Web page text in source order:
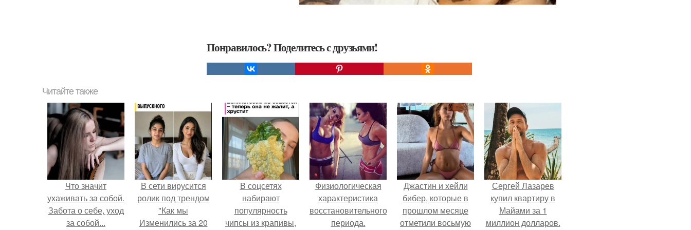
Понравилось? Поделитесь с друзьями!
Читайте также
Что значит
ухаживать за собой.
Забота о себе, уход
за собой...
В сети вирусится
ролик под трендом
"Как мы
Изменились за 20
В соцсетях
набирают
популярность
чипсы из крапивы,
Физиологическая
характеристика
восстановительного
периода.
Джастин и хейли
бибер, которые в
прошлом месяце
отметили восьмую
Сергей Лазарев
купил квартиру в
Майами за 1
миллион долларов.